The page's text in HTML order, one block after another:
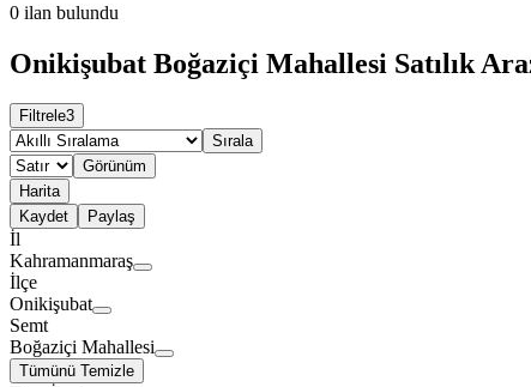
0 ilan bulundu
Onikişubat Boğaziçi Mahallesi Satılık
Filtrele3
Sırala
Görünüm
Harita
Kaydet
Paylaş
İl
Kahramanmaraş
İlçe
Onikişubat
Semt
Boğaziçi Mahallesi
Tümünü Temizle